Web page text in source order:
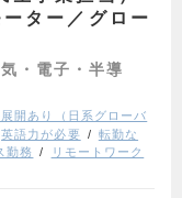
ター／グロー
・電子・半導
開あり（日系グローバ
英語力が必要
転勤な
勤務
リモートワーク